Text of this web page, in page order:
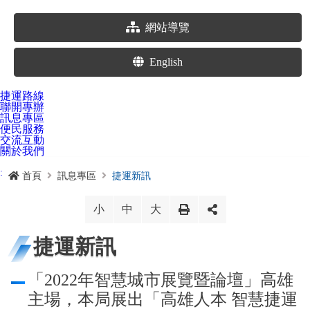
網站導覽
English
捷運路線
聯開專辦
訊息專區
便民服務
交流互動
關於我們
首頁 訊息專區 捷運新訊
小 中 大
捷運新訊
「2022年智慧城市展覽暨論壇」高雄
主場，本局展出「高雄人本 智慧捷運